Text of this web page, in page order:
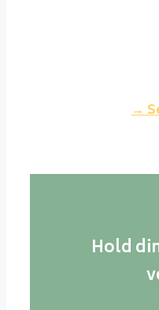
→
Hold